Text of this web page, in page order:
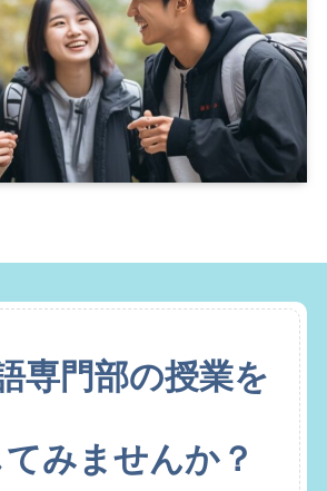
専門部の授業を
みませんか？